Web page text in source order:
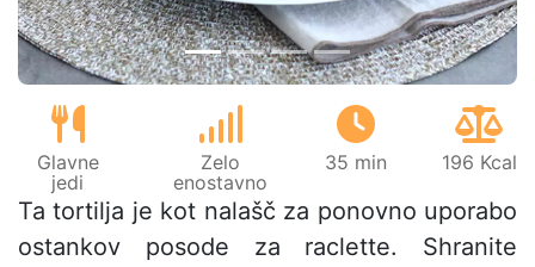
Glavne
jedi
Zelo
enostavno
35 min 196 Kcal
Ta tortilja je kot nalašč za ponovno uporabo
ostankov posode za raclette. Shranite